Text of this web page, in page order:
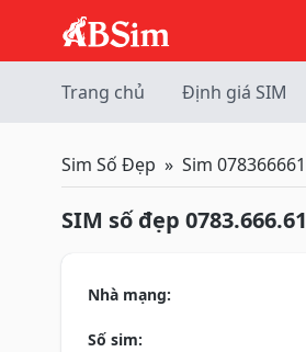
Trang chủ Định giá SIM
Sim Số Đẹp Sim
SIM số đẹp
Nhà mạng:
Số sim: